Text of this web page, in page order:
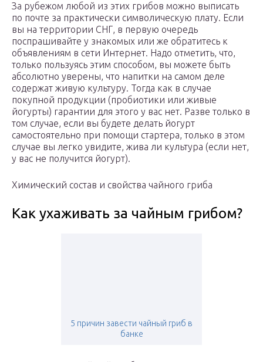
За рубежом любой из этих грибов можно выписать
по почте за практически символическую плату. Если
вы на территории СНГ, в первую очередь
поспрашивайте у знакомых или же обратитесь к
объявлениям в сети Интернет. Надо отметить, что,
только пользуясь этим способом, вы можете быть
абсолютно уверены, что напитки на самом деле
содержат живую культуру. Тогда как в случае
покупной продукции (пробиотики или живые
йогурты) гарантии для этого у вас нет. Разве только в
том случае, если вы будете делать йогурт
самостоятельно при помощи стартера, только в этом
случае вы легко увидите, жива ли культура (если нет,
у вас не получится йогурт).
Химический состав и свойства чайного гриба
Как ухаживать за чайным грибом?
5 причин завести чайный гриб в
банке